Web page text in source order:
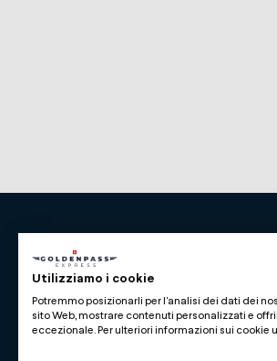
Premium Swiss Travel
Compagnie du Chemin
BLS AG
Utilizziamo i cookie
Potremmo posizionarli per l'analisi dei dati dei
sito Web, mostrare contenuti personalizzati e
eccezionale. Per ulteriori informazioni sui cookie